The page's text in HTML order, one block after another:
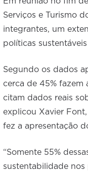
Serviços e Turismo
integrantes, um
políticas
Segundo os dados
cerca de 45% fazem
citam dados reais
explicou Xavier
fez a apresentação
“Somente 55%
sustentabilidade nos